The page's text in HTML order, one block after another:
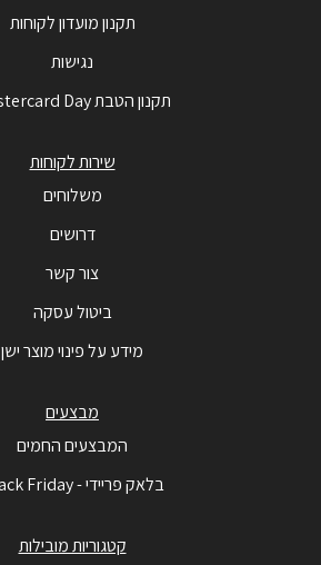
תקנון מועדון לקוחות
נגישות
תקנון הטבת Mastercard Day
שירות לקוחות
משלוחים
דרושים
צור קשר
ביטול עסקה
מידע על פינוי מוצר ישן
מבצעים
המבצעים החמים
בלאק פריידי - Black Friday
קטגוריות מובילות